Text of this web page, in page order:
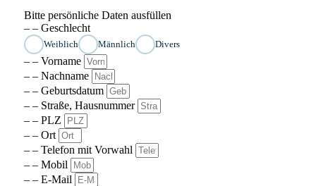
Bitte persönliche Daten ausfüllen
– – Geschlecht
Weiblich Männlich Divers
– – Vorname
– – Nachname
– – Geburtsdatum
– – Straße, Hausnummer
– – PLZ
– – Ort
– – Telefon mit Vorwahl
– – Mobil
– – E-Mail